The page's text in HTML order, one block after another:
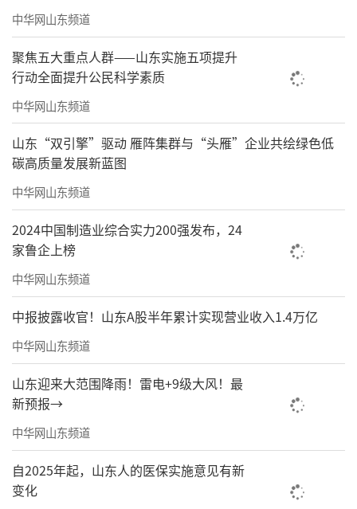
中华网山东频道
聚焦五大重点人群——山东实施五项提升
行动全面提升公民科学素质
中华网山东频道
山东“双引擎”驱动 雁阵集群与“头雁”企业共绘绿色低
碳高质量发展新蓝图
中华网山东频道
2024中国制造业综合实力200强发布，24
家鲁企上榜
中华网山东频道
中报披露收官！山东A股半年累计实现营业收入1.4万亿
中华网山东频道
山东迎来大范围降雨！雷电+9级大风！最
新预报→
中华网山东频道
自2025年起，山东人的医保实施意见有新
变化